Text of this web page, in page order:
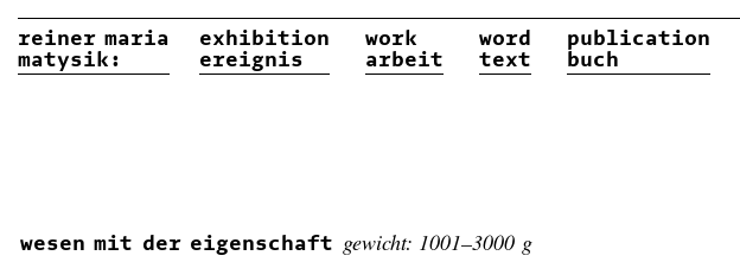
wesen mit der eigenschaft gewicht: 1001–3000 g
reinermaria
matysik:
exhibition
ereignis
work
arbeit
word
text
publication
buch